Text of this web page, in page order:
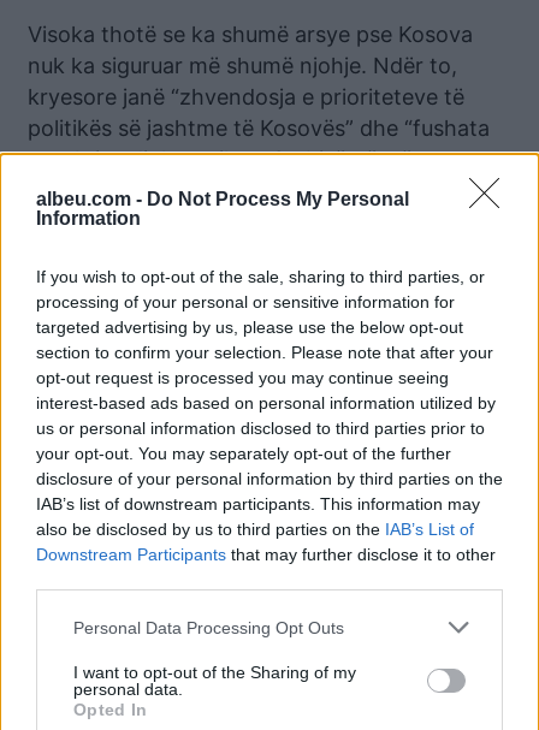
albeu.com - Do Not Process My Personal
Information
If you wish to opt-out of the sale, sharing to third parties, or
processing of your personal or sensitive information for
targeted advertising by us, please use the below opt-out
section to confirm your selection. Please note that after your
opt-out request is processed you may continue seeing
interest-based ads based on personal information utilized by
us or personal information disclosed to third parties prior to
your opt-out. You may separately opt-out of the further
disclosure of your personal information by third parties on the
IAB’s list of downstream participants. This information may
also be disclosed by us to third parties on the IAB’s List of
Downstream Participants that may further disclose it to other
Personal Data Processing Opt Outs
I want to opt-out of the Sharing of my
personal data.
Opted In
Visoka thotë se ka shumë arsye pse Kosova
nuk ka siguruar më shumë njohje. Ndër to,
kryesore janë “zhvendosja e prioriteteve të
politikës së jashtme të Kosovës” dhe “fushata
proaktive diplomatike e Serbisë për të
parandaluar dhe, kur është e mundur, për të
tërhequr njohjet e Kosovës”.
Sipas tij, ndikim ka pasur edhe Marrëveshja e
Uashingtonit, e nënshkruar më 4 shtator 2021,
kur Kosova është pajtuar që të respektojë një
moratorium njëvjeçar, përmes së cilit, nuk do të
aplikonte për anëtarësim në organizata
ndërkombëtare.
“Kjo ka krijuar përshtypjen ndërkombëtare se
Kosova nuk është më e interesuar për njohje të
reja, ose se rruga për njohje duhet të kalojë
përmes dialogut të ndërmjetësuar nga BE-ja
thotë Visoka.
Marrëveshja e Uashingtonit obligoi edhe
Serbinë që të pezullonte iniciativën e saj për t’i